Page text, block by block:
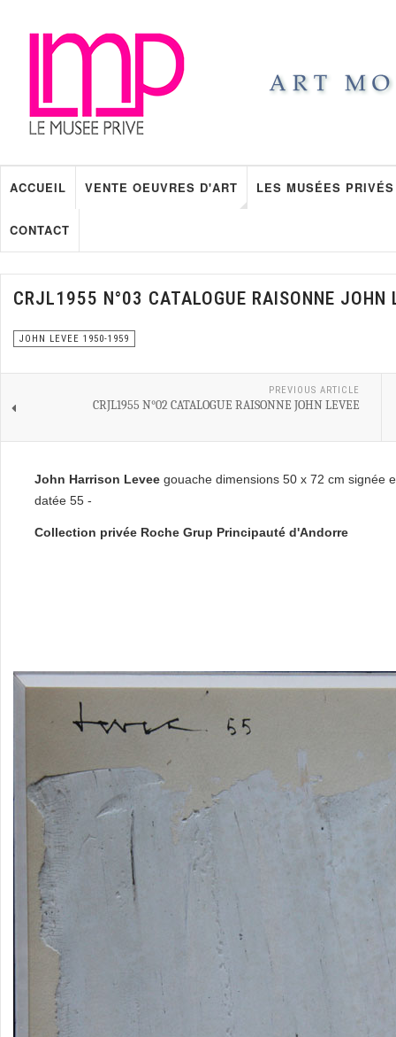
ACCUEIL VENTE OEUVRES D'ART LES MUSÉES PRIVÉS
CONTACT
CRJL1955 N°03 CATALOGUE RAISONNE JOHN
JOHN LEVEE 1950-1959
PREVIOUS ARTICLE
CRJL1955 N°02 CATALOGUE RAISONNE JOHN LEVEE
John Harrison Levee gouache dimensions 50 x 72 cm signée
datée 55 -
Collection privée Roche Grup Principauté d'Andorre